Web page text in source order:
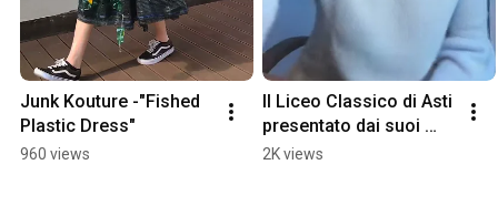
Junk Kouture -"Fished
Plastic Dress"
960 views
Il Liceo Classico di Asti
presentato dai suoi
studenti - Camilla
2K views